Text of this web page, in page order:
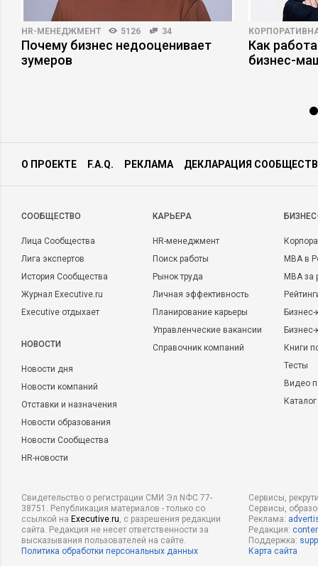
HR-МЕНЕДЖМЕНТ 5126 34
Почему бизнес недооценивает
зумеров
Как
бизнес-
О ПРОЕКТЕ F.A.Q. РЕКЛАМА ДЕКЛАРАЦИЯ
CООБЩЕСТВО
Лица Сообщества
Лига экспертов
История Сообщества
Журнал Executive.ru
Executive отдыхает
НОВОСТИ
Новости дня
Новости компаний
Отставки и назначения
Новости образования
Новости Сообщества
HR-новости
КАРЬЕРА
HR-менеджмент
Поиск работы
Рынок труда
Личная эффективность
Планирование карьеры
Управленческие вакансии
Справочник компаний
MBA в
MBA
Бизнес-
Книги
Тесты
Видео
Свидетельство о регистрации СМИ Эл NФС 77-
38751. Републикация материалов - только со
ссылкой на Executive.ru, с разрешения редакции
сайта. Редакция не несет ответственности за
высказывания пользователей на сайте.
Политика обработки персональных данных
Сервисы,
Сервисы,
Реклама:
Редакция:
Поддержка:
Карта сайта